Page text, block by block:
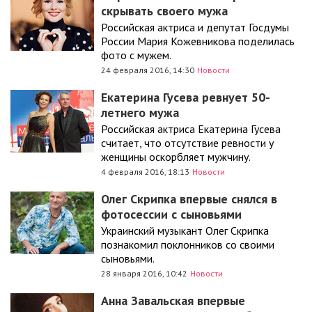
скрывать своего мужа
Российская актриса и депутат Госдумы
России Мария Кожевникова поделилась
фото с мужем.
24 февраля 2016, 14:30 Новости
Екатерина Гусева ревнует 50-
летнего мужа
Российская актриса Екатерина Гусева
считает, что отсутствие ревности у
женщины оскорбляет мужчину.
4 февраля 2016, 18:13 Новости
Олег Скрипка впервые снялся в
фотосессии с сыновьями
Украинский музыкант Олег Скрипка
познакомил поклонников со своими
сыновьями.
28 января 2016, 10:42 Новости
Анна Завальская впервые